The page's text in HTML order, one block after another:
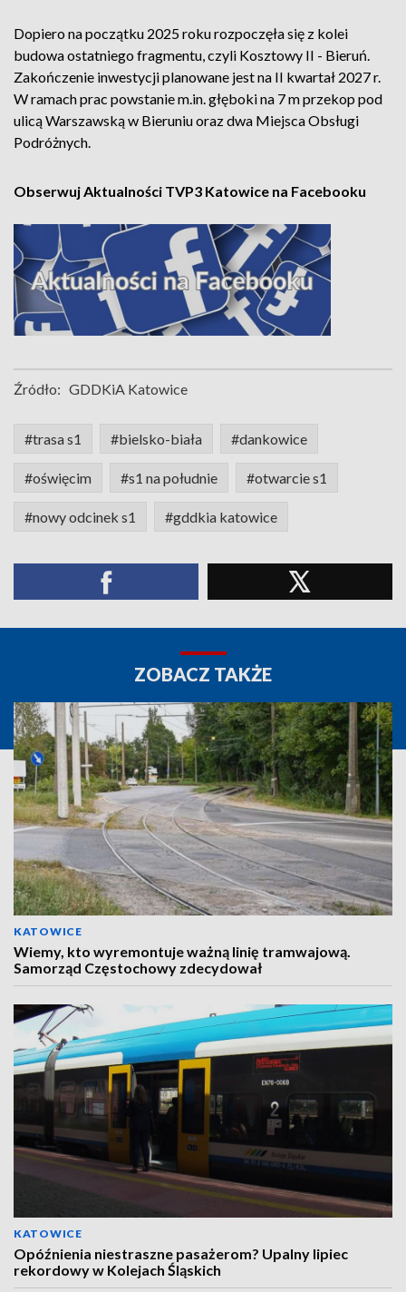
Dopiero na początku 2025 roku rozpoczęła się z kolei
budowa ostatniego fragmentu, czyli Kosztowy II - Bieruń.
Zakończenie inwestycji planowane jest na II kwartał 2027 r.
W ramach prac powstanie m.in. głęboki na 7 m przekop pod
ulicą Warszawską w Bieruniu oraz dwa Miejsca Obsługi
Podróżnych.
Obserwuj Aktualności TVP3 Katowice na Facebooku
Źródło: GDDKiA Katowice
#trasa s1 #bielsko-biała #dankowice
#oświęcim #s1 na południe #otwarcie s1
#nowy odcinek s1 #gddkia katowice
ZOBACZ TAKŻE
KATOWICE
Wiemy, kto wyremontuje ważną linię tramwajową.
Samorząd Częstochowy zdecydował
KATOWICE
Opóźnienia niestraszne pasażerom? Upalny lipiec
rekordowy w Kolejach Śląskich